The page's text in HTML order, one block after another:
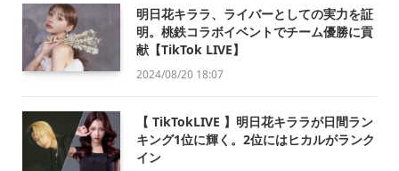
明日花キララ、ライバーとしての実力を証
明。桃鉄コラボイベントでチーム優勝に貢
献【TikTok LIVE】
2024/08/20 18:07
【 TikTokLIVE 】明日花キララが日間ラン
キング1位に輝く。2位にはヒカルがランク
イン